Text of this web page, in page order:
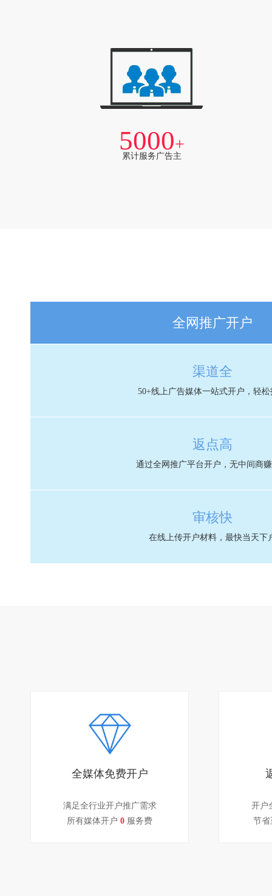
5000+
累计服务广告主
全网推广开户
渠道全
50+线上广告媒体一站式开户，轻松
返点高
通过全网推广平台开户，无中间商
审核快
在线上传开户材料，最快当天下
全媒体免费开户
满足全行业开户推广需求
所有媒体开户 0 服务费
开户
节省